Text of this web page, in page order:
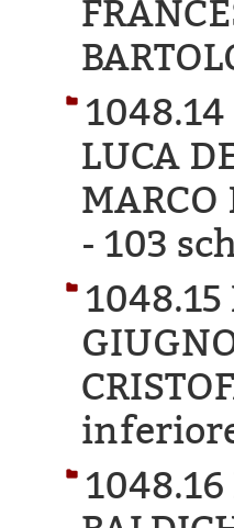
1048.14
LUCA
MARCO
- 103
1048.16